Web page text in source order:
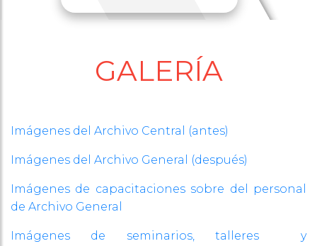
GALERÍA
Imágenes del Archivo Central (antes)
Imágenes del Archivo General (después)
Imágenes de capacitaciones sobre del personal
de Archivo General
Imágenes de seminarios, talleres y